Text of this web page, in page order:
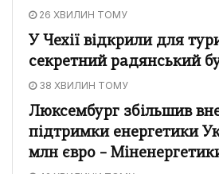
26 ХВИЛИН ТОМУ
У Чехії відкрили для
секретний радянський
38 ХВИЛИН ТОМУ
Люксембург збільшив
підтримки енергетики
млн євро –